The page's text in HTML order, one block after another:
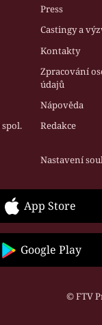
Press
Castingy a
Kontakty
Zpracování
údajů
Nápověda
Redakce
Nastavení
App Store
Google Play
© FTV